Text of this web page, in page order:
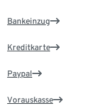
Bankeinzug
Kreditkarte
Paypal
Vorauskasse